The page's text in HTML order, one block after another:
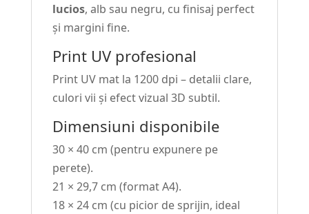
lucios, alb sau negru, cu finisaj perfect
și margini fine.
Print UV profesional
Print UV mat la 1200 dpi – detalii clare,
culori vii și efect vizual 3D subtil.
Dimensiuni disponibile
30 × 40 cm (pentru expunere pe
perete).
21 × 29,7 cm (format A4).
18 × 24 cm (cu picior de sprijin, ideal